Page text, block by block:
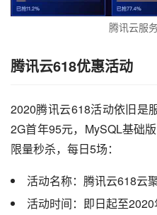
腾讯云服
腾讯云618优惠活动
2020腾讯云618活动依旧是
2G首年95元，MySQL基础
限量秒杀，每日5场：
活动名称：腾讯云618云
活动时间：即日起至